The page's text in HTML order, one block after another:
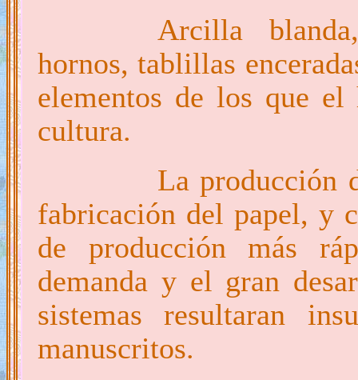
Arcilla
hornos, tablillas
elementos de los que
cultura.
La producción
fabricación del papel, y
de producción más
demanda y el gran
sistemas resultaran
manuscritos.